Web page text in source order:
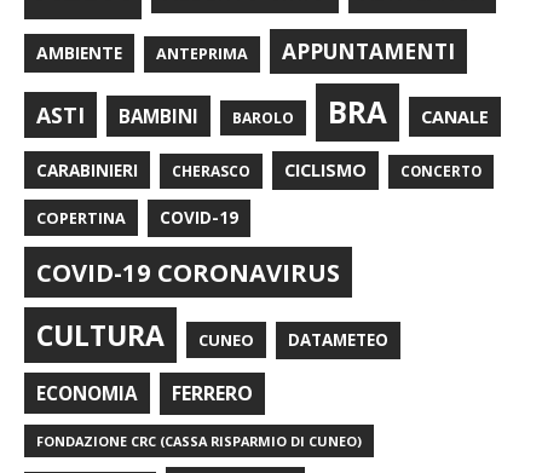
AMBIENTE ANTEPRIMA APPUNTAMENTI
ASTI BAMBINI BAROLO BRA CANALE
CARABINIERI CHERASCO CICLISMO CONCERTO
COPERTINA COVID-19
COVID-19 CORONAVIRUS
CULTURA CUNEO DATAMETEO
ECONOMIA FERRERO
FONDAZIONE CRC (CASSA RISPARMIO DI CUNEO)